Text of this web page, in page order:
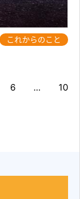
これからのこと
6 ... 10